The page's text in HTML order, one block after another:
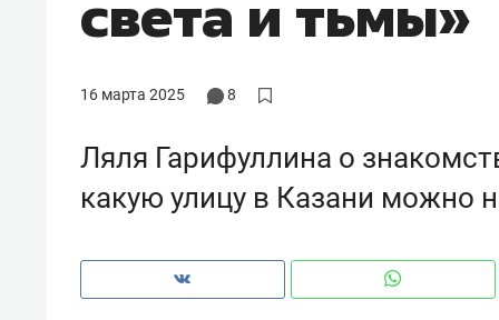
света и тьмы»
16 марта 2025 8
Ляля Гарифуллина о
какую улицу в Казани можно
Как бизнесу выйти на зарубежные